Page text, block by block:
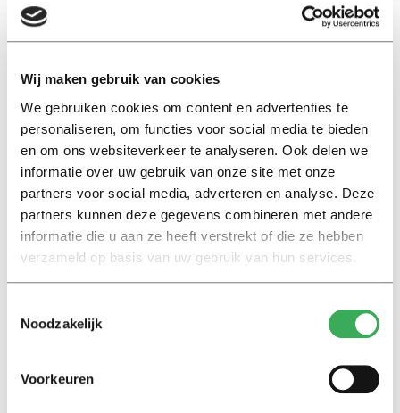
Wij maken gebruik van cookies
We gebruiken cookies om content en advertenties te
personaliseren, om functies voor social media te bieden
en om ons websiteverkeer te analyseren. Ook delen we
informatie over uw gebruik van onze site met onze
partners voor social media, adverteren en analyse. Deze
partners kunnen deze gegevens combineren met andere
informatie die u aan ze heeft verstrekt of die ze hebben
verzameld op basis van uw gebruik van hun services.
Noodzakelijk
Voorkeuren
verdiensten voor Tilburg
University
24 mei 2022
Groot onderzoek naar
wetenschappelijke integriteit
van start
09 november 2020
We psychologiseren erop los.
Maar wat vindt de socioloog